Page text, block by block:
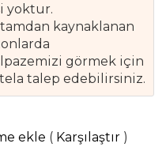
yoktur.
kaynaklanan
görmek için
talep edebilirsiniz.
ekle ( Karşılaştır)